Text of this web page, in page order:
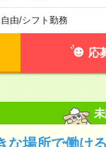
由/シフト勤務
応
な場所で働け